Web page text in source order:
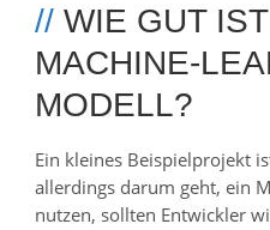
// WIE GUT
MACHINE-
MODELL?
Ein kleines Beispielprojekt
allerdings darum geht, ein
nutzen, sollten Entwickler